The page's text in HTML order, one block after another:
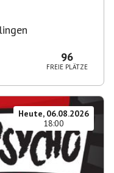
96
FREIE PLÄTZE
Heute, 06.08.2026
18:00